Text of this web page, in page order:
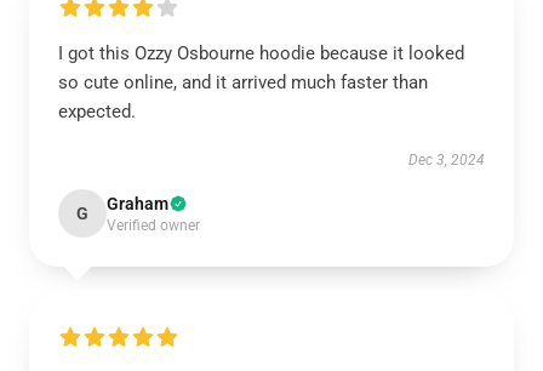
I got this Ozzy Osbourne hoodie because it looked
so cute online, and it arrived much faster than
expected.
Dec 3, 2024
G Graham
Verified owner